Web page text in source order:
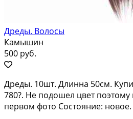
Дреды. Волосы
Камышин
500 руб.
Дреды. 10шт. Длинна 50см.
780?. Не подошел цвет
первом фото Состояние: новое.